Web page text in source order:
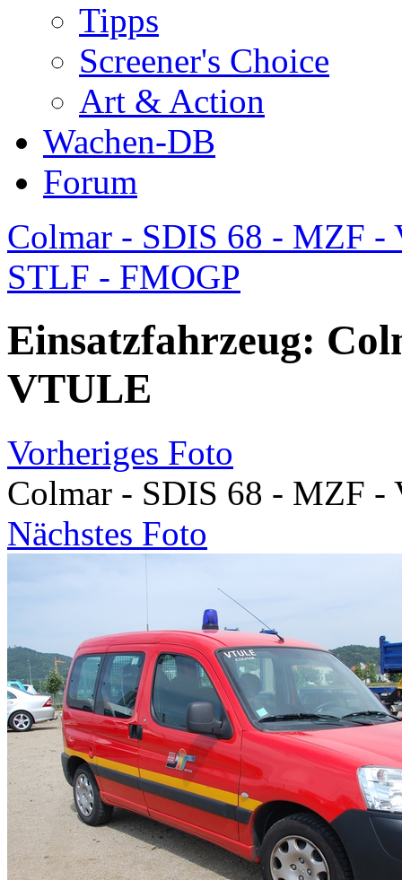
Tipps
Screener's Choice
Art & Action
Wachen-DB
Forum
Colmar - SDIS 68 - MZF -
STLF - FMOGP
Einsatzfahrzeug:
VTULE
Vorheriges Foto
Colmar - SDIS 68 - MZF -
Nächstes Foto